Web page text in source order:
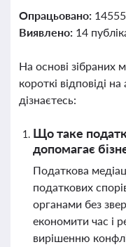
Опрацьовано:
Виявлено: 14
На основі зібраних
короткі відповіді
дізнаєтесь:
Що таке
допомагає
Податкова
податкових
органами без
економити час і
вирішенню